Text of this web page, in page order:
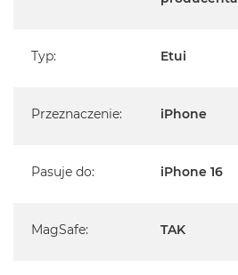
Typ: Etui
Przeznaczenie: iPhone
Pasuje do: iPhone 16
MagSafe: TAK